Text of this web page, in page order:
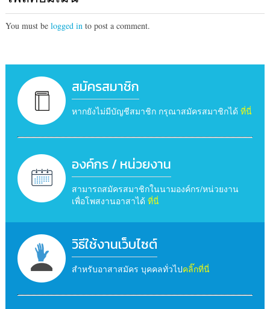
You must be logged in to post a comment.
สมัครสมาชิก
หากยังไม่มีบัญชีสมาชิก กรุณาสมัครสมาชิกได้ ที่นี่
องค์กร / หน่วยงาน
สามารถสมัครสมาชิกในนามองค์กร/หน่วยงาน
เพื่อโพสงานอาสาได้ ที่นี่
วิธีใช้งานเว็บไซต์
สำหรับอาสาสมัคร บุคคลทั่วไปคลิ๊กที่นี่